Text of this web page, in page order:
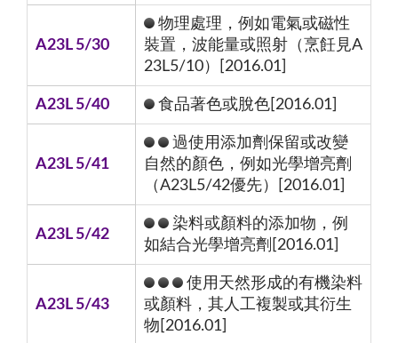
A23L 5/30
物理處理，例如電氣或磁性
裝置，波能量或照射（烹飪見A
23L5/10）[2016.01]
A23L 5/40 食品著色或脫色[2016.01]
A23L 5/41
過使用添加劑保留或改變
自然的顏色，例如光學增亮劑
（A23L5/42優先）[2016.01]
A23L 5/42
染料或顏料的添加物，例
如結合光學增亮劑[2016.01]
A23L 5/43
使用天然形成的有機染料
或顏料，其人工複製或其衍生
物[2016.01]